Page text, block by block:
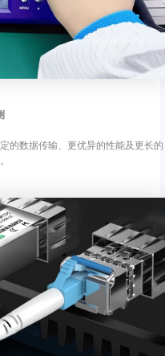
的数据传输、更优异的性能及更长的